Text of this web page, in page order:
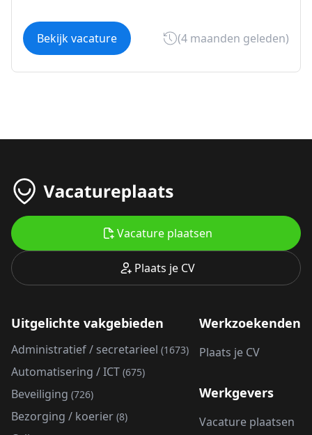
Bekijk vacature (4 maanden geleden)
Plaats je CV
Vacature plaatsen
Uitgelichte vakgebieden
Administratief / secretarieel (1673)
Automatisering / ICT (675)
Beveiliging (726)
Bezorging / koerier (8)
Werkzoekenden
Plaats je CV
Werkgevers
Vacature plaatsen